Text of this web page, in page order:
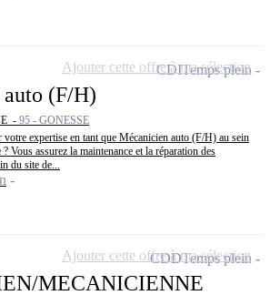
(F/H)
- 95 - GONESSE
expertise en tant que Mécanicien auto (F/H) au sein
Vous assurez la maintenance et la réparation des
du site de...
CDITemps plein
Ajouter cette offre à ma sélection
MECANICIENNE
CDDTemps plein
Ajouter cette offre à ma sélection